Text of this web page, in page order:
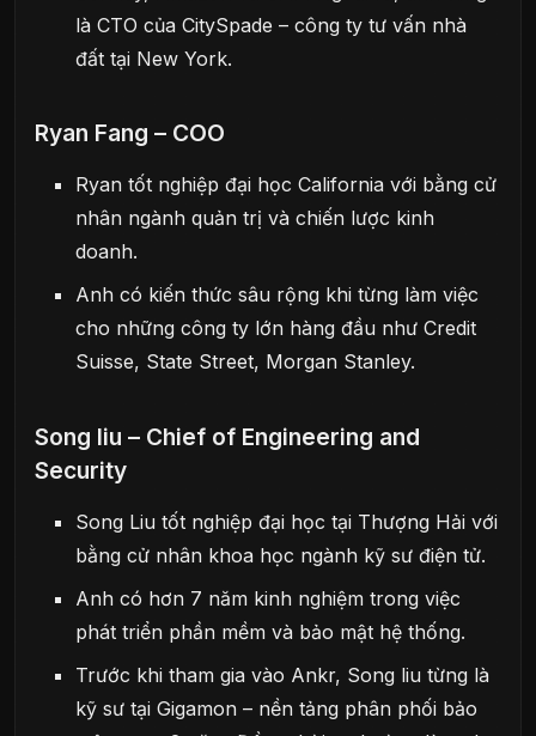
là CTO của CitySpade – công ty tư vấn nhà
đất tại New York.
Ryan Fang – COO
Ryan tốt nghiệp đại học California với bằng cử
nhân ngành quản trị và chiến lược kinh
doanh.
Anh có kiến thức sâu rộng khi từng làm việc
cho những công ty lớn hàng đầu như Credit
Suisse, State Street, Morgan Stanley.
Song liu – Chief of Engineering and
Security
Song Liu tốt nghiệp đại học tại Thượng Hải với
bằng cử nhân khoa học ngành kỹ sư điện tử.
Anh có hơn 7 năm kinh nghiệm trong việc
phát triển phần mềm và bảo mật hệ thống.
Trước khi tham gia vào Ankr, Song liu từng là
kỹ sư tại Gigamon – nền tảng phân phối bảo